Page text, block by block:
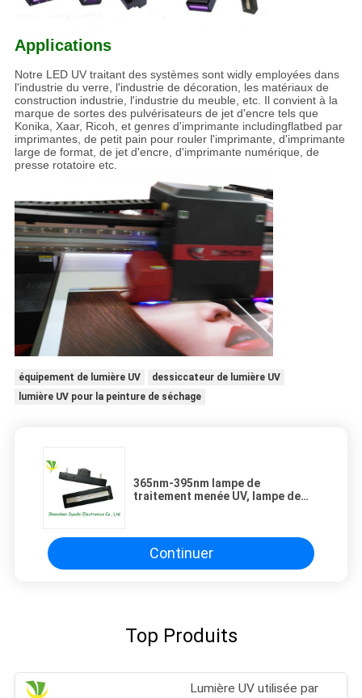
Applications
Notre LED UV traitant des systèmes sont widly employées dans
l'industrie du verre, l'industrie de décoration, les matériaux de
construction industrie, l'industrie du meuble, etc. Il convient à la
marque de sortes des pulvérisateurs de jet d'encre tels que
Konika, Xaar, Ricoh, et genres d'imprimante includingflatbed par
imprimantes, de petit pain pour rouler l'imprimante, d'imprimante
large de format, de jet d'encre, d'imprimante numérique, de
presse rotatoire etc.
équipement de lumière UV
dessiccateur de lumière UV
lumière UV pour la peinture de séchage
365nm-395nm lampe de
traitement menée UV, lampe de
Continuer
Top Produits
Lumière UV utilisée par